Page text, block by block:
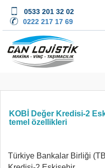
0533 201 32 02
0222 217 17 69
KOBİ Değer Kredisi-2
temel özellikleri
Türkiye Bankalar Birliği